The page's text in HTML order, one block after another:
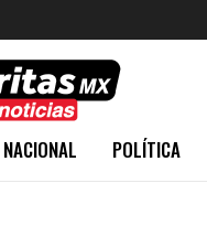
NACIONAL POLÍTICA